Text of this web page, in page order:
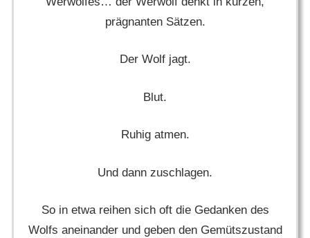
prägnanten Sätzen.
Der Wolf jagt.
Blut.
Ruhig atmen.
Und dann zuschlagen.
So in etwa reihen sich oft die Gedanken des
Wolfs aneinander und geben den Gemütszustand